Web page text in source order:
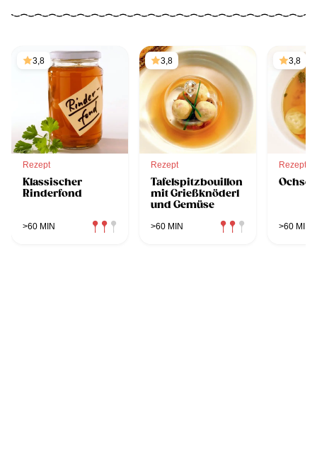
3,8
Rezept
Klassischer
Rinderfond
>60 MIN
3,8
Rezept
Tafelspitzbouillon
mit Grießknöderl
und Gemüse
>60 MIN
3,8
Rezept
>60 MIN